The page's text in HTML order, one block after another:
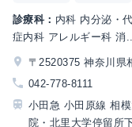
診療科： 内科 内分泌・
症内科 アレルギー科 消
〒2520375 神奈川県
042-778-8111
小田急 小田原線 相
院・北里大学停留所